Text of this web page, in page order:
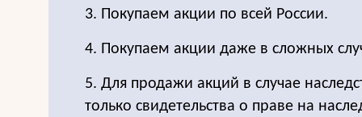
3. Покупаем акции по всей России.
4. Покупаем акции даже в сложных
5. Для продажи акций в случае
только свидетельства о праве на